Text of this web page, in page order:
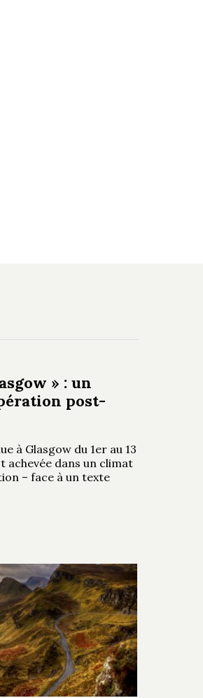
» : un
post-
à Glasgow du 1er au 13
achevée dans un climat
– face à un texte